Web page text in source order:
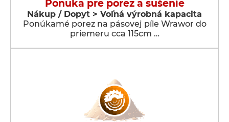
Ponuka pre porez a sušenie
Nákup / Dopyt > Voľná výrobná kapacita
Ponúkamé porez na pásovej píle Wrawor do
priemeru cca 115cm …